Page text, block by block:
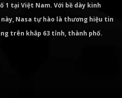
1 tại Việt Nam. Với bề dày kinh
Nasa tự hào là thương hiệu tin
trên khắp 63 tỉnh, thành phố.